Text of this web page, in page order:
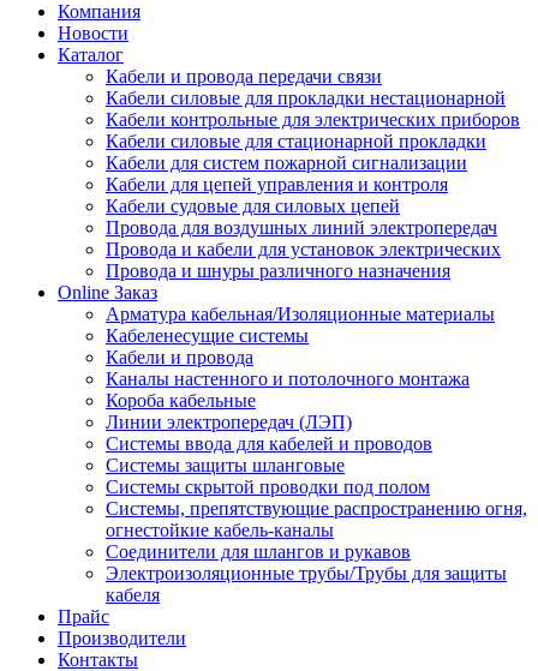
Компания
Новости
Каталог
Кабели и провода передачи связи
Кабели силовые для прокладки нестационарной
Кабели контрольные для электрических приборов
Кабели силовые для стационарной прокладки
Кабели для систем пожарной сигнализации
Кабели для цепей управления и контроля
Кабели судовые для силовых цепей
Провода для воздушных линий электропередач
Провода и кабели для установок электрических
Провода и шнуры различного назначения
Online Заказ
Арматура кабельная/Изоляционные материалы
Кабеленесущие системы
Кабели и провода
Каналы настенного и потолочного монтажа
Короба кабельные
Линии электропередач (ЛЭП)
Системы ввода для кабелей и проводов
Системы защиты шланговые
Системы скрытой проводки под полом
Системы, препятствующие распространению огня,
огнестойкие кабель-каналы
Соединители для шлангов и рукавов
Электроизоляционные трубы/Трубы для защиты
кабеля
Прайс
Производители
Контакты